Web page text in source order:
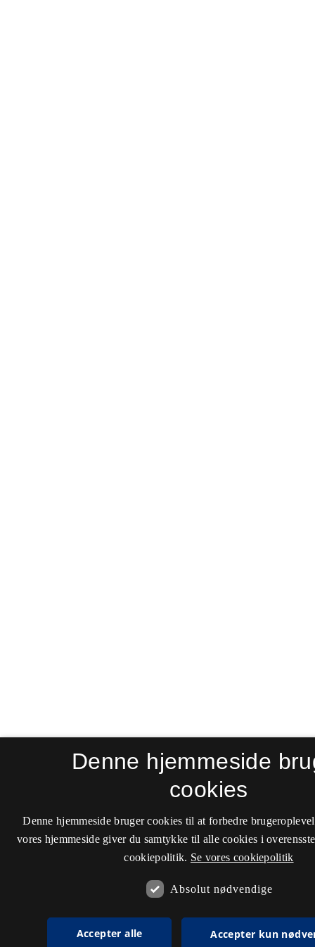
Denne hjemmeside
cookies
Denne hjemmeside bruger cookies til at forbedre
vores hjemmeside giver du samtykke til alle cookies i
cookiepolitik. Se vores cookiepolitik
Absolut nødvendige
Accepter alle Accepter kun